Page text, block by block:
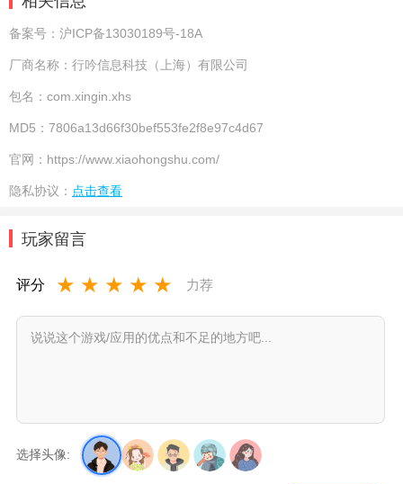
备案号： 沪ICP备13030189号-18A
厂商名称： 行吟信息科技（上海）有限公司
包名： com.xingin.xhs
MD5： 7806a13d66f30bef553fe2f8e97c4d67
官网： https://www.xiaohongshu.com/
隐私协议： 点击查看
玩家留言
评分 ★ ★ ★ ★ ★ 力荐
选择头像: